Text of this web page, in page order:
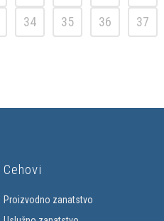
34 35 36 37
Cehovi
Proizvodno zanatstvo